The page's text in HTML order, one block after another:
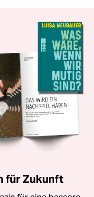
für Zukunft